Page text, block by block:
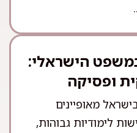
הישראלי:
ופסיקה
מאופיינים
לימודיות גבוהות,